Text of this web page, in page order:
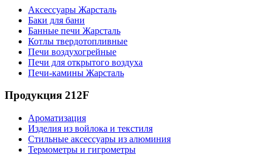
Аксессуары Жарсталь
Баки для бани
Банные печи Жарсталь
Котлы твердотопливные
Печи воздухогрейные
Печи для открытого воздуха
Печи-камины Жарсталь
Продукция 212F
Ароматизация
Изделия из войлока и текстиля
Стильные аксессуары из алюминия
Термометры и гигрометры